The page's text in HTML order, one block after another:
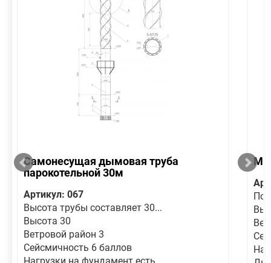
Самонесущая дымовая труба
парокотельной 30м
Артикул: 067
Высота трубы составляет 30...
Высота 30
Ветровой район 3
Сейсмичность 6 баллов
По